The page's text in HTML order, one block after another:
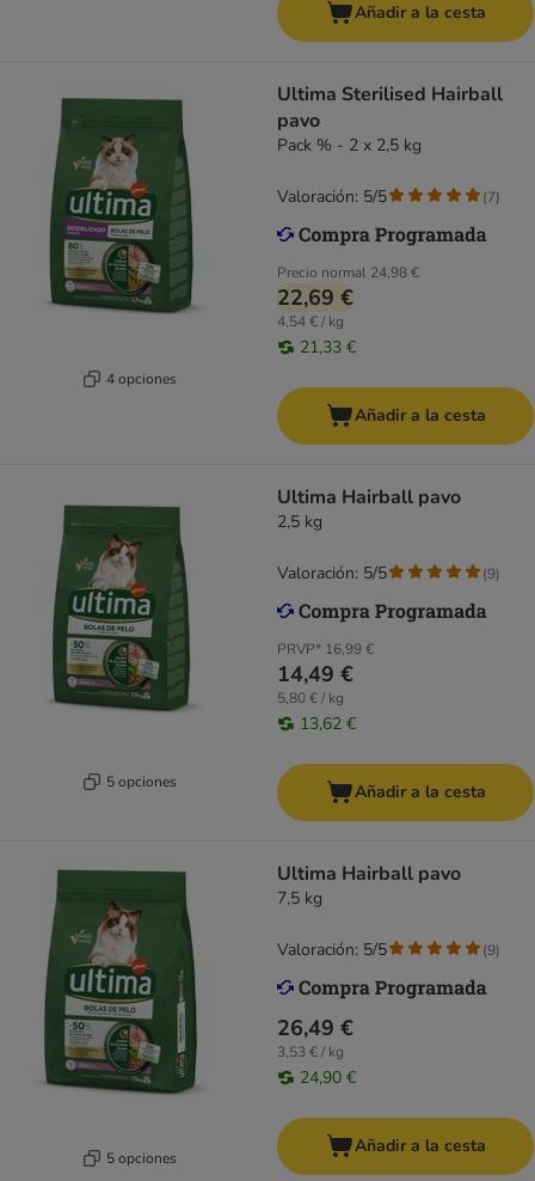
Añadir a la cesta
4 opciones
Ultima Sterilised Hairball
pavo
Pack % - 2 x 2,5 kg
Precio normal 24,98 €
22,69 €
4,54 € / kg
21,33 €
Valoración: 5/5 (7)
Añadir a la cesta
5 opciones
Ultima Hairball pavo
2,5 kg
PRVP* 16,99 €
14,49 €
5,80 € / kg
13,62 €
Valoración: 5/5 (9)
Añadir a la cesta
5 opciones
Ultima Hairball pavo
7,5 kg
26,49 €
3,53 € / kg
24,90 €
Valoración: 5/5 (9)
Añadir a la cesta